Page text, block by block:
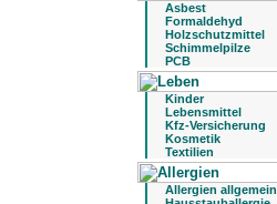
Asbest
Formaldehyd
Holzschutzmittel
Schimmelpilze
PCB
Kinder
Lebensmittel
Kfz-Versicherung
Kosmetik
Textilien
Allergien allgemein